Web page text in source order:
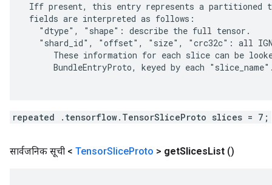
Iff present, this entry represents a partitioned
fields are interpreted as follows:
   "dtype", "shape": describe the full tensor.
"shard_id", "offset", "size", "crc32c": all
These information for each slice can be
BundleEntryProto, keyed by each
repeated .tensorflow.TensorSliceProto slices = 7;
सार्वजनिक सूची < TensorSliceProto > getSlicesList ()